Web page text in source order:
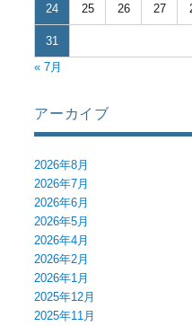
24 25 26 27
31
« 7月
アーカイブ
2026年8月
2026年7月
2026年6月
2026年5月
2026年4月
2026年2月
2026年1月
2025年12月
2025年11月